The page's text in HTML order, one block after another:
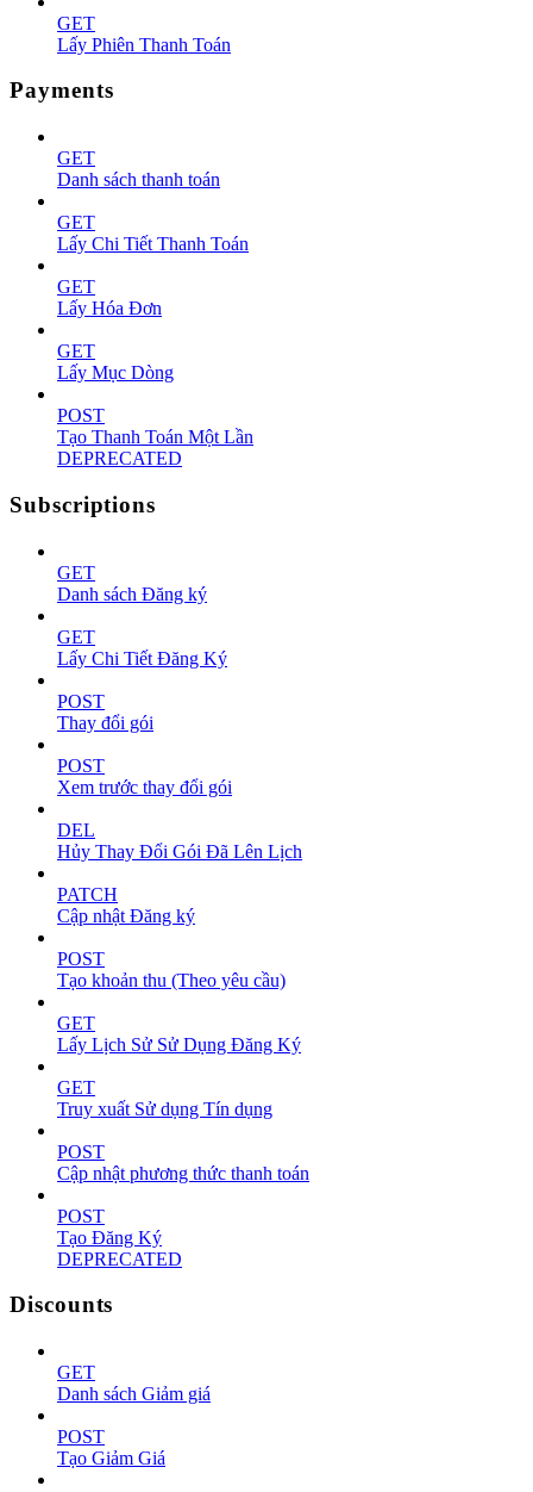
GET
Lấy Phiên Thanh Toán
Payments
GET
Danh sách thanh toán
GET
Lấy Chi Tiết Thanh Toán
GET
Lấy Hóa Đơn
GET
Lấy Mục Dòng
POST
Tạo Thanh Toán Một Lần
DEPRECATED
Subscriptions
GET
Danh sách Đăng ký
GET
Lấy Chi Tiết Đăng Ký
POST
Thay đổi gói
POST
Xem trước thay đổi gói
DEL
Hủy Thay Đổi Gói Đã Lên Lịch
PATCH
Cập nhật Đăng ký
POST
Tạo khoản thu (Theo yêu cầu)
GET
Lấy Lịch Sử Sử Dụng Đăng Ký
GET
Truy xuất Sử dụng Tín dụng
POST
Cập nhật phương thức thanh toán
POST
Tạo Đăng Ký
DEPRECATED
Discounts
GET
Danh sách Giảm giá
POST
Tạo Giảm Giá